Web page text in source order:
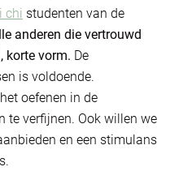
chi studenten van de
anderen die vertrouwd
korte vorm. De
is voldoende.
oefenen in de
te verfijnen. Ook willen we
en een stimulans